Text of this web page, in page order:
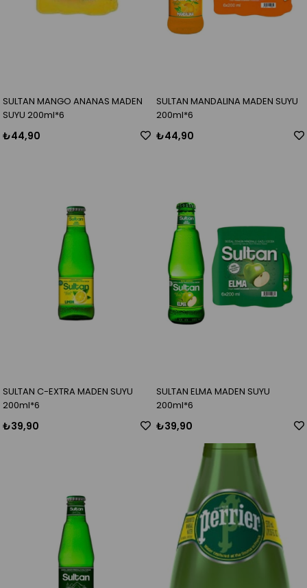
SULTAN MANGO ANANAS MADEN
SUYU 200ml*6
₺44,90
SULTAN MANDALINA MADEN SUYU
200ml*6
₺44,90
SULTAN C-EXTRA MADEN SUYU
200ml*6
₺39,90
SULTAN ELMA MADEN SUYU
200ml*6
₺39,90